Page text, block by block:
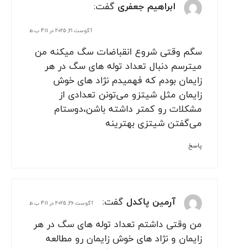
ابراهیم جعفری گفت:
آگوست 21, 2025 در 4:11 ب.ظ
سگم وقتی شروع انقباضات سگ میکنه من
میترسم دنبال تعداد توله های سگ در هر
زایمان بودم که فهمیدم نژاد های خوش
زایمان مثل شیتزو می‌تونن تعدادی از
مشکلات رو کمتر داشته باشن،دوستام
می‌گفتن شیتزی بهترینه
پاسخ
آرمین پاکدل گفت: آگوست 26, 2025 در 4:11 ب.ظ
من وقتی داشتم تعداد توله های سگ در هر
زایمان و نژاد های خوش زایمان رو مطالعه